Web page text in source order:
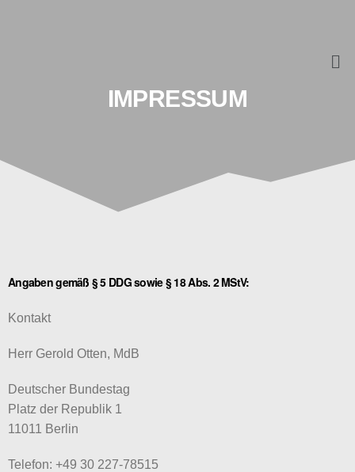
IMPRESSUM
Angaben gemäß § 5 DDG sowie § 18 Abs. 2 MStV:
Kontakt
Herr Gerold Otten, MdB
Deutscher Bundestag
Platz der Republik 1
11011 Berlin
Telefon: +49 30 227-78515